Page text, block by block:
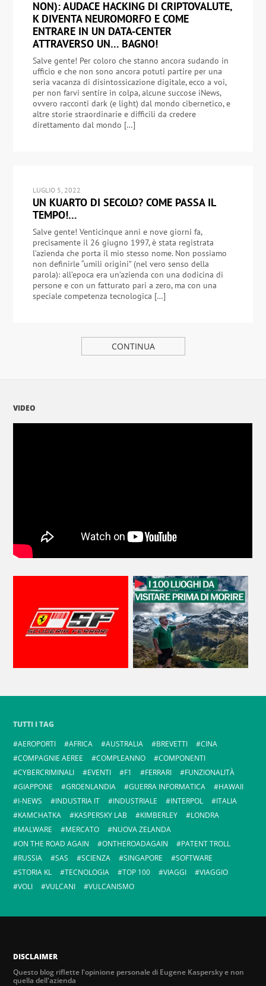
NON): AUDACE HACKING DI CRIPTOVALUTE,
K DIVENTA NEUROMORFO E COME
ENTRARE IN UN DATA-CENTER
ATTRAVERSO UN… BAGNO!
Salve gente! Per coloro che stanno ancora sudando in
ufficio e che non sono ancora potuti partire per una
seria vacanza di disintossicazione digitale, ecco a voi,
per non farvi sentire in colpa, alcune succose iNews,
ovvero racconti dark (e light) dal mondo cibernetico, e
altre storie straordinarie e difficili da credere
direttamento dal mondo […]
LUGLIO 5, 2022
UN KUARTO DI SECOLO? COME PASSA IL
TEMPO!…
Salve gente! Venticinque anni e nove giorni fa,
precisamente il 26 giugno 1997, è stata registrata
l’azienda che porta il mio stesso nome. Non possiamo
non definirle “umili origini” (nel vero senso della
parola): all’epoca era un’azienda con una dodicina di
persone e con un fatturato pari a zero, ma con una
speciale competenza tecnologica […]
CONTINUA
VIDEO
TUTTI I TAG
AEROPORTI
AFRICA AUSTRALIA BREVETTI
CINA
COMPAGNIE AEREE
COMPLEANNO
COMPONENTI
CYBERCRIMINALI
EVENTI F1 FERRARI
FUNZIONALITÀ
GIAPPONE
GROENLANDIA GUERRA INFORMATICA
HAWAII
I-NEWS
INDUSTRIA IT INDUSTRIALE INTERPOL
ITALIA
KAMCHATKA
KASPERSKY LAB KIMBERLEY
LONDRA
MALWARE
MERCATO
NUOVA ZELANDA
ON THE ROAD AGAIN
ONTHEROADAGAIN
PATENT TROLL
RUSSIA
SAS SCIENZA SINGAPORE
SOFTWARE
STORIA KL
TECNOLOGIA TOP 100 VIAGGI
VIAGGIO
VOLI
VULCANI VULCANISMO
DISCLAIMER
Questo blog riflette l'opinione personale di Eugene Kaspersky e non
quella dell'azienda